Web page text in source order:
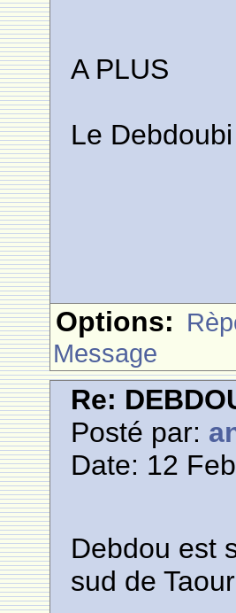
A PLUS
Le Debdoubi
Options:
Message
Re:
Posté par:
Date: 12
Debdou est
sud de